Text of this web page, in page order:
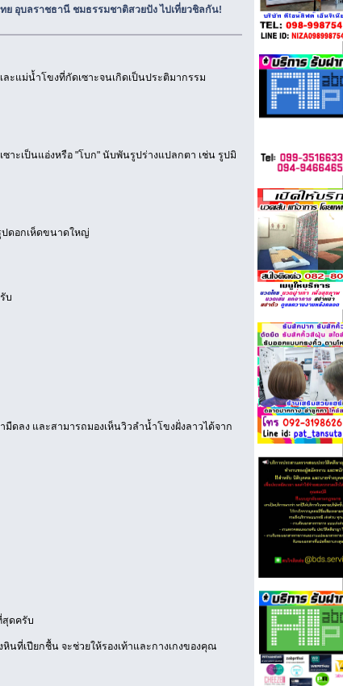
ทย อุบลราชธานี ชมธรรมชาติสวยปัง ไปเที่ยวชิลกัน!
ะแม่น้ำโขงที่กัดเซาะจนเกิดเป็นประติมากรรม
ะเป็นแอ่งหรือ "โบก" นับพันรูปร่างแปลกตา เช่น รูปมิ
ปดอกเห็ดขนาดใหญ่
บ
ดลง และสามารถมองเห็นวิวลำน้ำโขงฝั่งลาวได้จาก
สุดครับ
นที่เปียกชื้น จะช่วยให้รองเท้าและกางเกงของคุณ